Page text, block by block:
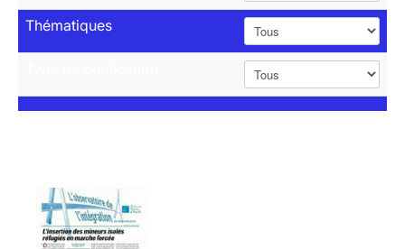
Thématiques